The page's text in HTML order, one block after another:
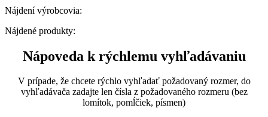
Nájdení výrobcovia:
Nájdené produkty:
Nápoveda k rýchlemu vyhľadávaniu
V prípade, že chcete rýchlo vyhľadať požadovaný rozmer, do
vyhľadávača zadajte len čísla z požadovaného rozmeru (bez
lomítok, pomĺčiek, písmen)